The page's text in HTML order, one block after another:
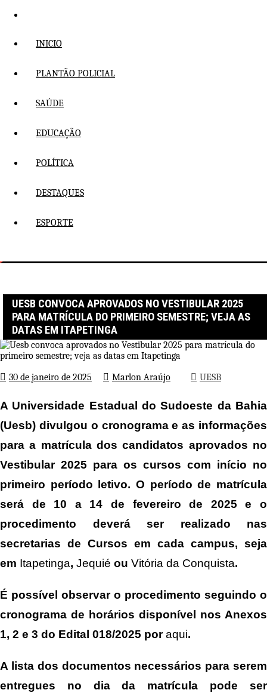
Pular
conteúdo INICIO
PLANTÃO POLICIAL
SAÚDE
EDUCAÇÃO
POLÍTICA
DESTAQUES
ESPORTE
UESB CONVOCA APROVADOS NO VESTIBULAR 2025
PARA MATRÍCULA DO PRIMEIRO SEMESTRE; VEJA AS
DATAS EM ITAPETINGA
30 de janeiro de 2025 Marlon Araújo UESB
A Universidade Estadual do Sudoeste da Bahia
(Uesb) divulgou o cronograma e as informações
para a matrícula dos candidatos aprovados no
Vestibular 2025 para os cursos com início no
primeiro período letivo. O período de matrícula
será de 10 a 14 de fevereiro de 2025 e o
procedimento deverá ser realizado nas
secretarias de Cursos em cada campus, seja
em Itapetinga, Jequié ou Vitória da Conquista.
É possível observar o procedimento seguindo o
cronograma de horários disponível nos Anexos
1, 2 e 3 do Edital 018/2025 poraqui.
A lista dos documentos necessários para serem
entregues no dia da matrícula pode ser